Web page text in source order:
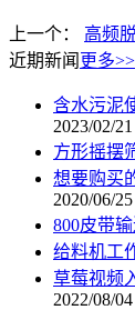
上一个： 高频
近期新闻 更多>>
含水污泥
2023/02/21
方形摇摆
想要购买
2020/06/25
800皮带
给料机工
草莓视频
2022/08/04